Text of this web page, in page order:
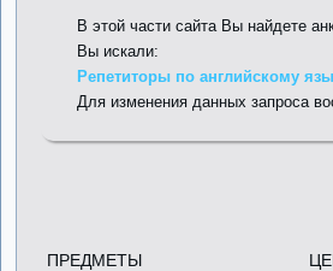
В этой части сайта Вы найдете
Вы искали:
Репетиторы по английскому
Для изменения данных запроса
ПРЕДМЕТЫ